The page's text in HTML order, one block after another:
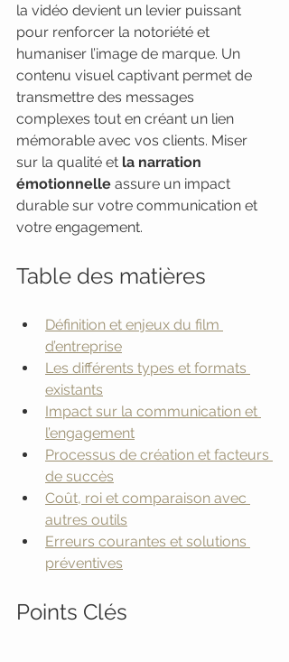
la vidéo devient un levier puissant
pour renforcer la notoriété et
humaniser l’image de marque. Un
contenu visuel captivant permet de
transmettre des messages
complexes tout en créant un lien
mémorable avec vos clients. Miser
sur la qualité et la narration
émotionnelle assure un impact
durable sur votre communication et
votre engagement.
Table des matières
Définition et enjeux du film
d’entreprise
Les différents types et formats
existants
Impact sur la communication et
l’engagement
Processus de création et facteurs
de succès
Coût, roi et comparaison avec
autres outils
Erreurs courantes et solutions
préventives
Points Clés